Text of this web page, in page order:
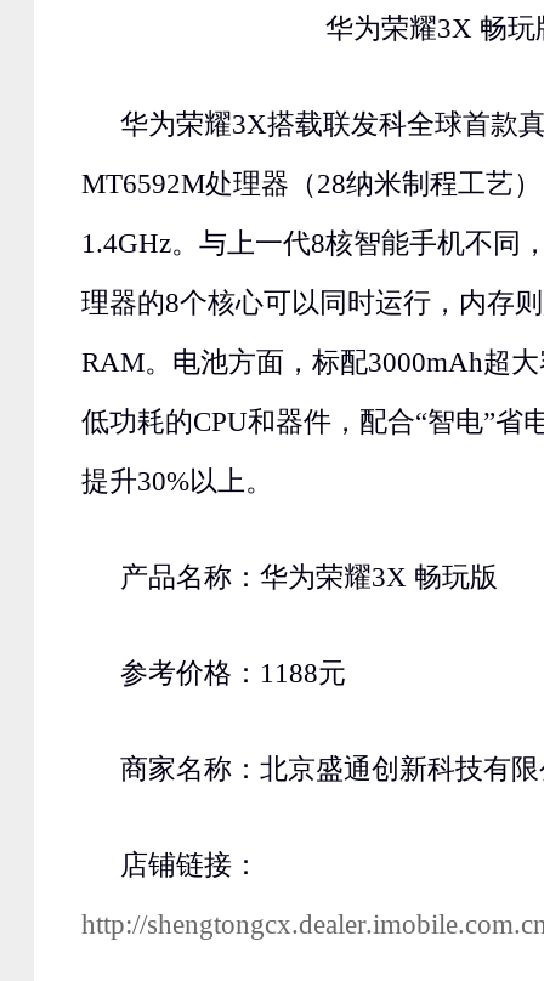
华为荣耀3X 畅玩
华为荣耀3X搭载联发科全球首款
MT6592M处理器（28纳米制程工艺
1.4GHz。与上一代8核智能手机不同
理器的8个核心可以同时运行，内存
RAM。电池方面，标配3000mAh超
低功耗的CPU和器件，配合“智电”省
提升30%以上。
产品名称：华为荣耀3X 畅玩版
参考价格：1188元
商家名称：北京盛通创新科技有
店铺链接：
http://